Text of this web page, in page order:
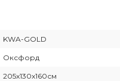
KWA-GOLD
Оксфорд
205x130x160см